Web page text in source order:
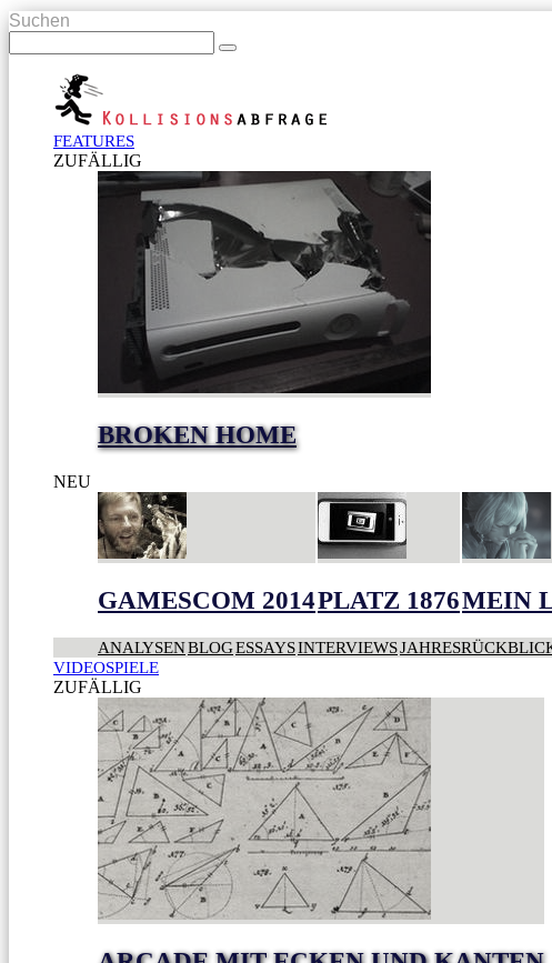
Suchen
FEATURES
ZUFÄLLIG
BROKEN HOME
NEU
GAMESCOM 2014PLATZ 1876MEIN
ANALYSENBLOGESSAYSINTERVIEWS
VIDEOSPIELE
ZUFÄLLIG